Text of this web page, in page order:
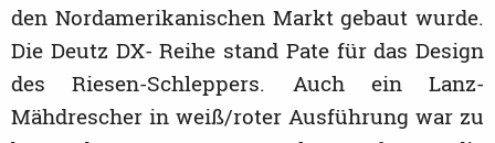
den Nordamerikanischen Markt gebaut wurde.
Die Deutz DX- Reihe stand Pate für das Design
des Riesen-Schleppers. Auch ein Lanz-
Mähdrescher in weiß/roter Ausführung war zu